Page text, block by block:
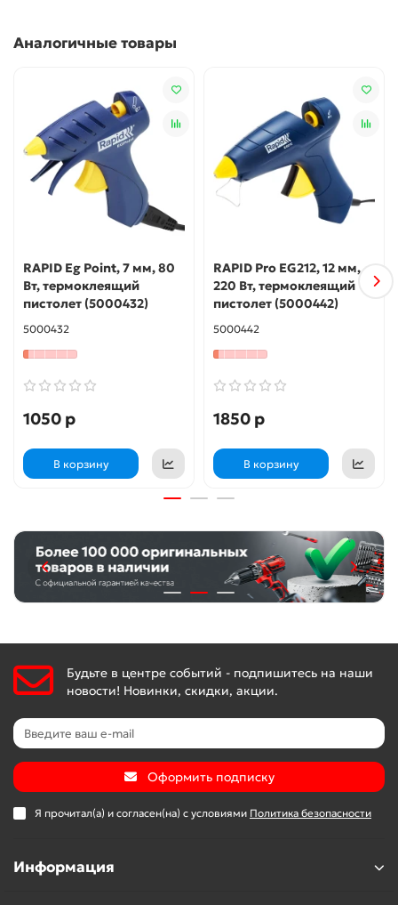
Аналогичные товары
RAPID Eg Point, 7 мм, 80
Вт, термоклеящий
пистолет (5000432)
5000432
1050 р
В корзину
RAPID Pro EG212, 12 мм,
220 Вт, термоклеящий
пистолет (5000442)
5000442
1850 р
В корзину
Будьте в центре событий - подпишитесь на наши
новости! Новинки, скидки, акции.
Оформить подписку
Я прочитал(а) и согласен(на) с условиями Политика безопасности
Информация